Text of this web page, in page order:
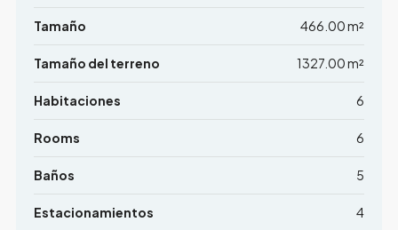
Tamaño 466.00 m²
Tamaño del terreno 1327.00 m²
Habitaciones 6
Rooms 6
Baños 5
Estacionamientos 4